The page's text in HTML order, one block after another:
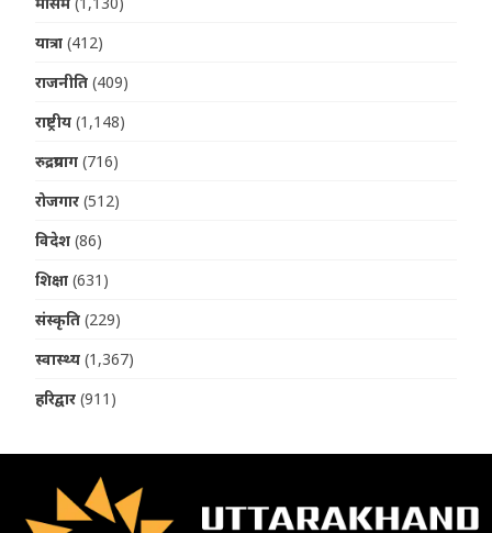
यात्रा (412)
राजनीति (409)
राष्ट्रीय (1,148)
रुद्रप्रयाग (716)
रोजगार (512)
विदेश (86)
शिक्षा (631)
संस्कृति (229)
स्वास्थ्य (1,367)
हरिद्वार (911)